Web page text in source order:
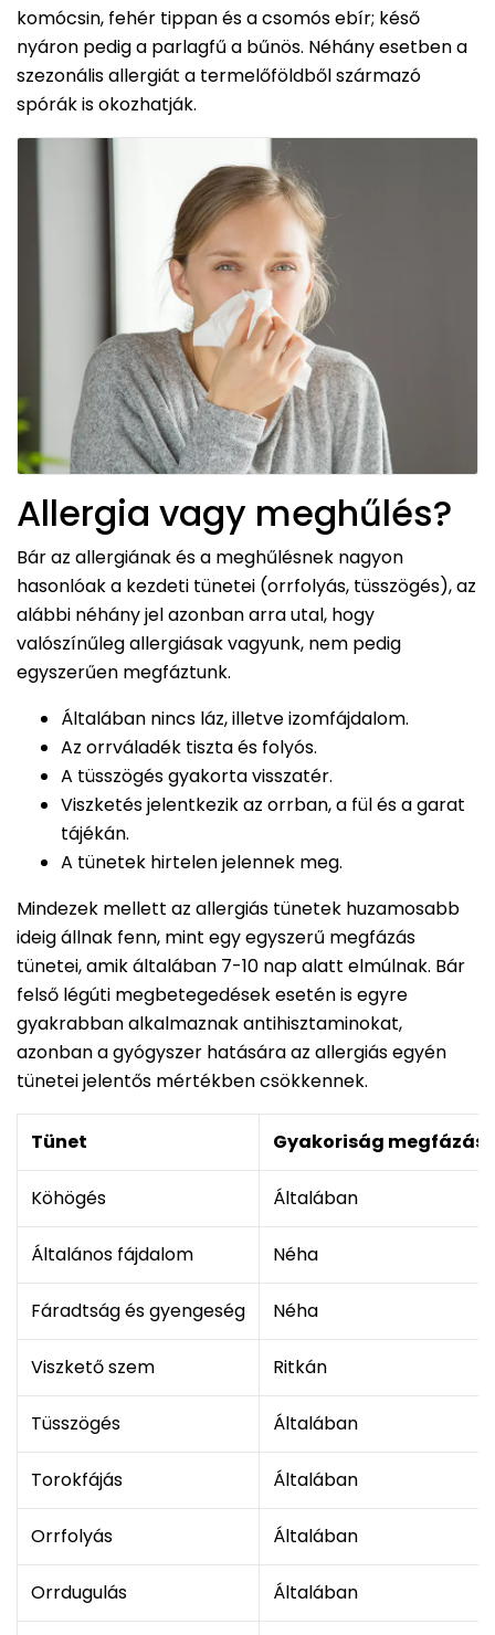
komócsin, fehér tippan és a csomós ebír; késő
nyáron pedig a parlagfű a bűnös. Néhány esetben a
szezonális allergiát a termelőföldből származó
spórák is okozhatják.
Allergia vagy meghűlés?
Bár az allergiának és a meghűlésnek nagyon
hasonlóak a kezdeti tünetei (orrfolyás, tüsszögés), az
alábbi néhány jel azonban arra utal, hogy
valószínűleg allergiásak vagyunk, nem pedig
egyszerűen megfáztunk.
Általában nincs láz, illetve izomfájdalom.
Az orrváladék tiszta és folyós.
A tüsszögés gyakorta visszatér.
Viszketés jelentkezik az orrban, a fül és a garat
tájékán.
A tünetek hirtelen jelennek meg.
Mindezek mellett az allergiás tünetek huzamosabb
ideig állnak fenn, mint egy egyszerű megfázás
tünetei, amik általában 7-10 nap alatt elmúlnak. Bár
felső légúti megbetegedések esetén is egyre
gyakrabban alkalmaznak antihisztaminokat,
azonban a gyógyszer hatására az allergiás egyén
tünetei jelentős mértékben csökkennek.
Tünet Gyakoriság megfázás
Köhögés Általában
Általános fájdalom Néha
Fáradtság és gyengeség Néha
Viszkető szem Ritkán
Tüsszögés Általában
Torokfájás Általában
Orrfolyás Általában
Orrdugulás Általában